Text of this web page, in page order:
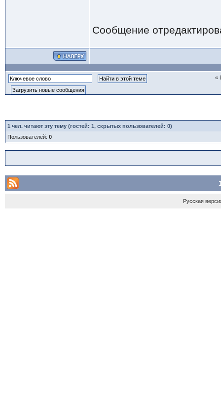
Сообщение
«
1 чел. читают эту тему (гостей: 1, скрытых пользователей: 0)
Пользователей: 0
Русская